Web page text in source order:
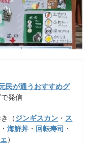
民が通うおすすめグ
発信
（ジンギスカン ・ ス
・ 海鮮丼 ・ 回転寿司 ・
）